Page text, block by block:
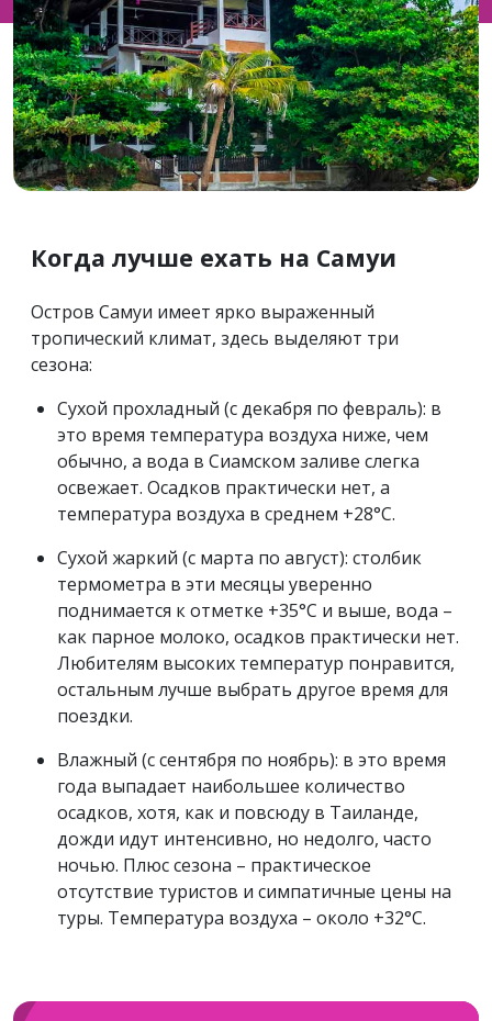
Когда лучше ехать на Самуи
Остров Самуи имеет ярко выраженный
тропический климат, здесь выделяют три
сезона:
Сухой прохладный (с декабря по февраль): в
это время температура воздуха ниже, чем
обычно, а вода в Сиамском заливе слегка
освежает. Осадков практически нет, а
температура воздуха в среднем +28°С.
Cухой жаркий (с марта по август): столбик
термометра в эти месяцы уверенно
поднимается к отметке +35°С и выше, вода –
как парное молоко, осадков практически нет.
Любителям высоких температур понравится,
остальным лучше выбрать другое время для
поездки.
Влажный (с сентября по ноябрь): в это время
года выпадает наибольшее количество
осадков, хотя, как и повсюду в Таиланде,
дожди идут интенсивно, но недолго, часто
ночью. Плюс сезона – практическое
отсутствие туристов и симпатичные цены на
туры. Температура воздуха – около +32°С.